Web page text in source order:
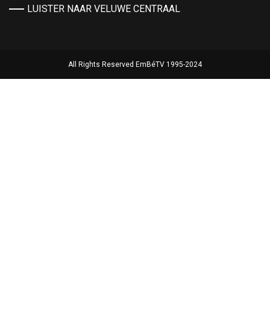
LUISTER NAAR VELUWE CENTRAAL
All Rights Reserved EmBéTV 1995-2024